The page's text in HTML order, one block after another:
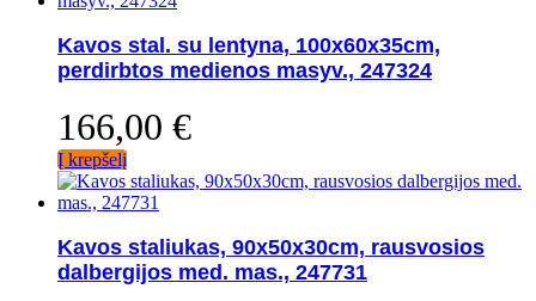
Kavos stal. su lentyna, 100x60x35cm,
perdirbtos medienos masyv., 247324
166,00 €
Į krepšelį
Kavos staliukas, 90x50x30cm, rausvosios
dalbergijos med. mas., 247731